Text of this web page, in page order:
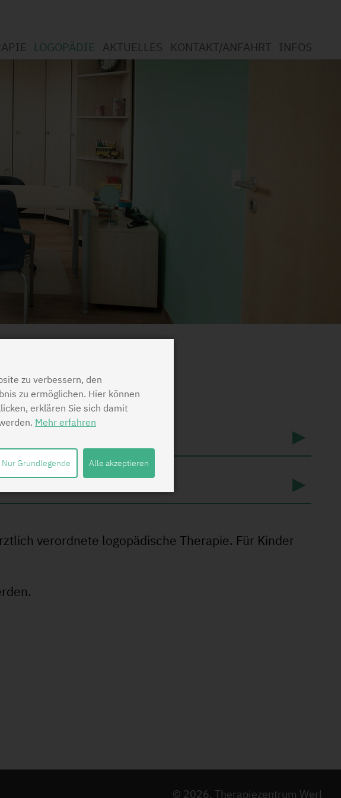
bei der Physiotherapie
LOGOPÄDIE
Willkommen in der Logopädie
Was ist Logopädie?
Datenschutzerklärung
AKTUELLES KONTAKT/ANFAHRT INFOS
verordnete logopädische Therapie. Für Kinder
© 2026, Therapiezentrum Werl
zu verbessern, den
zu ermöglichen. Hier können
erklären Sie sich damit
Mehr erfahren
Nur Grundlegende Alle akzeptieren